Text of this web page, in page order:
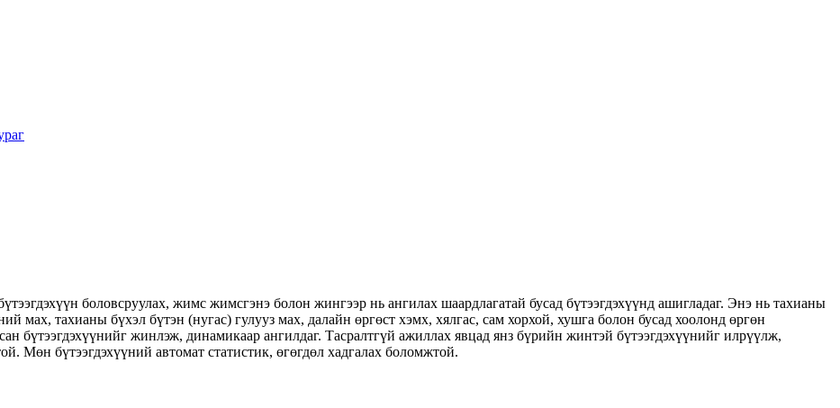
боловсруулах, жимс жимсгэнэ болон жингээр нь ангилах шаардлагатай бусад бүтээгдэхүүнд ашигладаг. Энэ нь тахианы
мах, тахианы бүхэл бүтэн (нугас) гулууз мах, далайн өргөст хэмх, хялгас, сам хорхой, хушга болон бусад хоолонд өргөн
бүтээгдэхүүнийг жинлэж, динамикаар ангилдаг. Тасралтгүй ажиллах явцад янз бүрийн жинтэй бүтээгдэхүүнийг илрүүлж,
Мөн бүтээгдэхүүний автомат статистик, өгөгдөл хадгалах боломжтой.